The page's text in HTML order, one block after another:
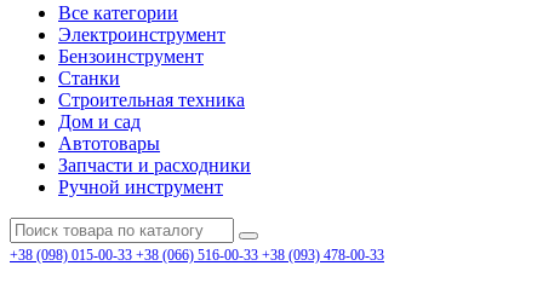
Все категории
Электроинструмент
Бензоинструмент
Станки
Строительная техника
Дом и сад
Автотовары
Запчасти и расходники
Ручной инструмент
+38 (098) 015-00-33 +38 (066) 516-00-33 +38 (093) 478-00-33